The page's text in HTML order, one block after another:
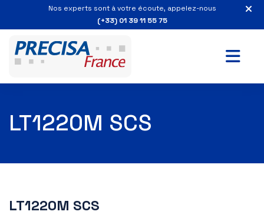
Nos experts sont à votre écoute, appelez-nous
(+33) 01 39 11 55 75
LT1220M SCS
LT1220M SCS